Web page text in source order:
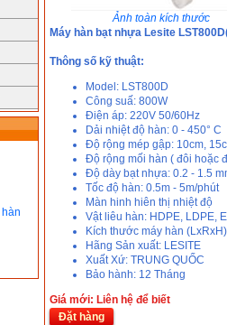
Ảnh toàn kích thước
Máy hàn bạt nhựa Lesite
Thông số kỹ thuật:
Model: LST800D
Công suấ: 800W
Điện áp: 220V 50/60Hz
Dải nhiệt độ hàn: 0 - 450° C
Độ rộng mép gập: 10cm,
Độ rộng mối hàn ( đôi hoặc
Độ dày bạt nhựa: 0.2 - 1.5
Tốc độ hàn: 0.5m - 5m/phút
Màn hinh hiên thị nhiệt độ
Vật liêu hàn: HDPE, LDPE,
Kích thước máy hàn
Hãng Sản xuất: LESITE
Xuất Xứ: TRUNG QUỐC
Bảo hành: 12 Tháng
Giá mới: Liên hệ để biết
Đặt hàng